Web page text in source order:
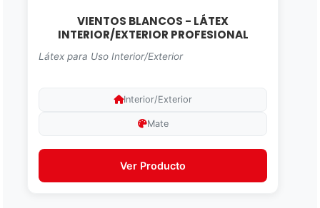
VIENTOS BLANCOS - LÁTEX
INTERIOR/EXTERIOR PROFESIONAL
Látex para Uso Interior/Exterior
Interior/Exterior
Mate
Ver Producto